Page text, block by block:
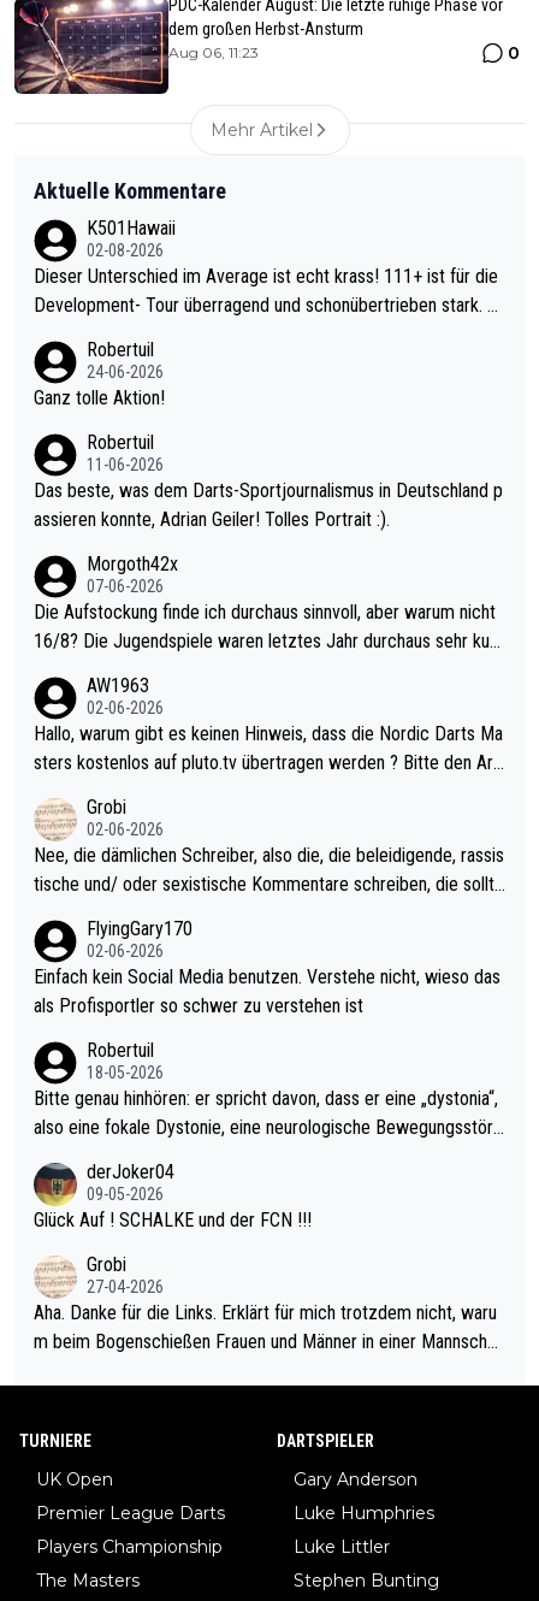
PDC-Kalender August: Die letzte ruhige Phase vor
dem großen Herbst-Ansturm
Aug 06, 11:23 0
Mehr Artikel
Aktuelle Kommentare
K501Hawaii
02-08-2026
Dieser Unterschied im Average ist echt krass! 111+ ist für die
Development- Tour überragend und schonübertrieben stark. U
mal 40+ erst recht. Da gewinnst keinen Blumentopf - ist ja noc
h krasser wie ein Pokalspiel eines Kreisligisten vs einem Bund
Robertuil
24-06-2026
Ganz tolle Aktion!
Robertuil
11-06-2026
Das beste, was dem Darts-Sportjournalismus in Deutschland p
assieren konnte, Adrian Geiler! Tolles Portrait :).
Morgoth42x
07-06-2026
Die Aufstockung finde ich durchaus sinnvoll, aber warum nicht
16/8? Die Jugendspiele waren letztes Jahr durchaus sehr kurz
Allerdings ist Mitchell Lawrie als Nummer 1 der Welt eh qualifi
ziert. Somit ändert die automatische Qualifikation des Weltmei
sters erstmal nichts. Ich denke sie wollen damit für nächstes J
ohl wenig WDF Turniere spielen. Dies war bei Archie Self letzt
es Jahr der Fall. Er musste als amtierender Weltmeister durch
den Qualifier und ich glaube kaum, dass Mitchel sich das (in Ve
gas) antun würde, wenn er doch eigentlich die PDC-WM als Zi
el hat.
AW1963
02-06-2026
Hallo, warum gibt es keinen Hinweis, dass die Nordic Darts Ma
sters kostenlos auf pluto.tv übertragen werden ? Bitte den Arti
Grobi
02-06-2026
Nee, die dämlichen Schreiber, also die, die beleidigende, rassis
tische und/ oder sexistische Kommentare schreiben, die sollte
s Leben in den Griff kriegen. Nur eins wundert mich: Luke Little
r war doch neulich erst derjenige, der über Social Media GvV p
rovoziert hat. Und Littlers Mutter schießt öfters mal gegen Ric
FlyingGary170
02-06-2026
Einfach kein Social Media benutzen. Verstehe nicht, wieso das
als Profisportler so schwer zu verstehen ist
Robertuil
18-05-2026
Bitte genau hinhören: er spricht davon, dass er eine „dystonia“,
also eine fokale Dystonie, eine neurologische Bewegungsstöru
erden, im Arm hat. Und, dass Medikamente ihm helfen! Ich glau
be immer noch, dass sehr viele der Dartits-Fälle fälschlich psy
diese könnten teils wirksam behandelt werden! Dafür müsste
man nur zum Neurologen und nicht zum Mentaltrainer gehen…
derJoker04
09-05-2026
Glück Auf ! SCHALKE und der FCN !!!
Grobi
27-04-2026
Aha. Danke für die Links. Erklärt für mich trotzdem nicht, waru
m beim Bogenschießen Frauen und Männer in einer Mannschaf
rlichkeit vorausgesetzt ist. Gilt sogar bei den olympischen Spie
ftigt sich ausführlich, sachlich und absolut nachvollziehbar mit
dem Thema.
TURNIERE
UK Open
Premier League Darts
Players Championship
The Masters
DARTSPIELER
Gary Anderson
Luke Humphries
Luke Littler
Stephen Bunting